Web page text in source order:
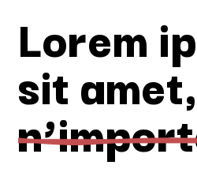
Lorem
sit amet,